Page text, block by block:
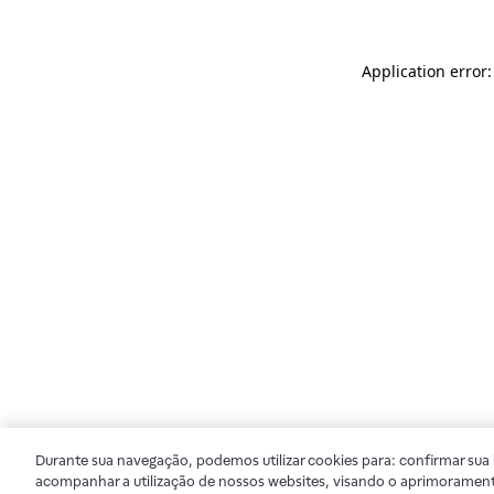
Application
Durante sua navegação, podemos utilizar cookies para: confirmar
acompanhar a utilização de nossos websites, visando o